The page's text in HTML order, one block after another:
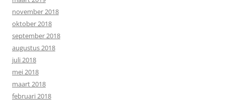
november 2018
oktober 2018
september 2018
augustus 2018
juli 2018
mei 2018
maart 2018
februari 2018